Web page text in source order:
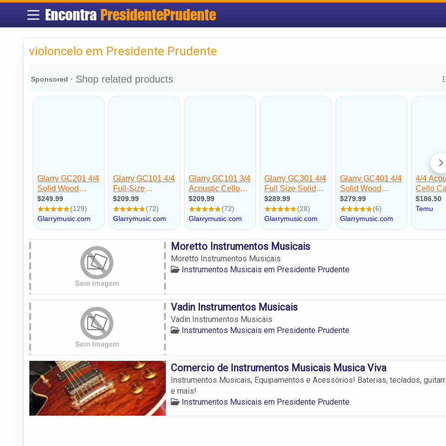
Encontra PresidentePrudente
violoncelo em Presidente Prudente
Moretto Instrumentos Musicais
Moretto Instrumentos Musicais
Instrumentos Musicais em Presidente Prudente
Vadin Instrumentos Musicais
Vadin Instrumentos Musicais
Instrumentos Musicais em Presidente Prudente
Comercio de Instrumentos Musicais Musica Viva
Instrumentos Musicais, Equipamentos e Acessórios! Baterias, teclados,
e mais!
Instrumentos Musicais em Presidente Prudente